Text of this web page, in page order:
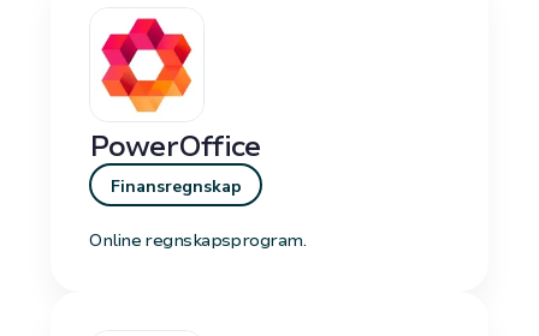
PowerOffice
Finansregnskap
Online regnskapsprogram.